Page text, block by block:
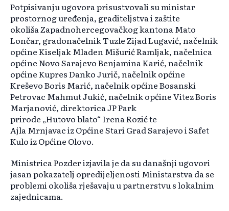
Potpisivanju ugovora prisustvovali su ministar
prostornog uređenja, graditeljstva i zaštite
okolišaZapadnohercegovačkogkantona Mato
Lončar, gradonačelnik Tuzle ZijadLugavić, načelnik
općine Kiseljak MladenMišurićRamljak, načelnica
općine Novo Sarajevo Benjamina Karić, načelnik
općine Kupres DankoJurič, načelnik općine
Kreševo Boris Marić, načelnik općine Bosanski
Petrovac Mahmut Jukić, načelnik općine Vitez Boris
Marjanović, direktorica JP Park
prirode „Hutovoblato“ IrenaRozićte
AjlaMrnjavaciz Općine Stari Grad Sarajevo i Safet
Kulo iz Općine Olovo.
Ministrica Pozder izjavila je da su današnji ugovori
jasan pokazatelj opredijeljenosti Ministarstva da se
problemi okoliša rješavaju u partnerstvu s lokalnim
zajednicama.